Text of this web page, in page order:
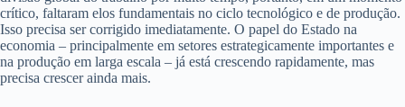
crítico, faltaram elos fundamentais no ciclo tecnológico e de produção.
Isso precisa ser corrigido imediatamente. O papel do Estado na
economia – principalmente em setores estrategicamente importantes e
na produção em larga escala – já está crescendo rapidamente, mas
precisa crescer ainda mais.